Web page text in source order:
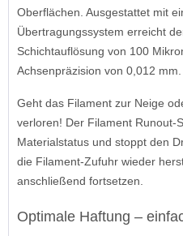
Oberflächen. Ausgestattet mit
Übertragungssystem erreicht
Schichtauflösung von 100
Achsenpräzision von 0,012 mm.
Geht das Filament zur Neige
verloren! Der Filament Runout-
Materialstatus und stoppt den
die Filament-Zufuhr wieder
anschließend fortsetzen.
Optimale Haftung –